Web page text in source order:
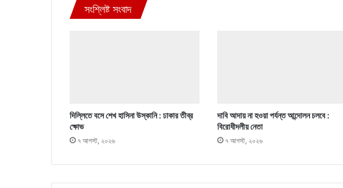
সংশ্লিষ্ট সংবাদ
দিল্লিতে বসে শেখ হাসিনা উস্কানি : ঢাকার তীব্র
ক্ষোভ
৭ আগস্ট, ২০২৬
দাবি আদায় না হওয়া পর্যন্ত আন্দোলন চলবে :
বিরোধীদলীয় নেতা
৭ আগস্ট, ২০২৬